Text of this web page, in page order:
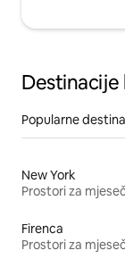
Popularne
New York
Prostori za
Firenca
Prostori za